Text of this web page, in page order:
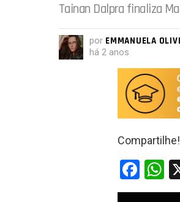
Tainan Dalpra finaliza
por EMMANUELA
há 2 anos
Compartilhe!
F
a
h